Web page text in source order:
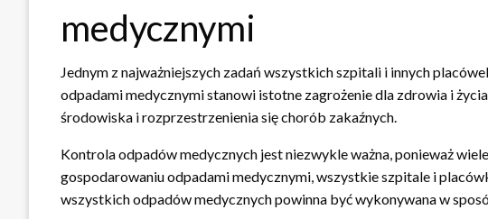
medycznymi
Jednym z najważniejszych zadań wszystkich szpitali i innych
odpadami medycznymi stanowi istotne zagrożenie dla zdrowia i
środowiska i rozprzestrzenienia się chorób zakaźnych.
Kontrola odpadów medycznych jest niezwykle ważna, ponieważ
gospodarowaniu odpadami medycznymi, wszystkie szpitale i
wszystkich odpadów medycznych powinna być wykonywana w